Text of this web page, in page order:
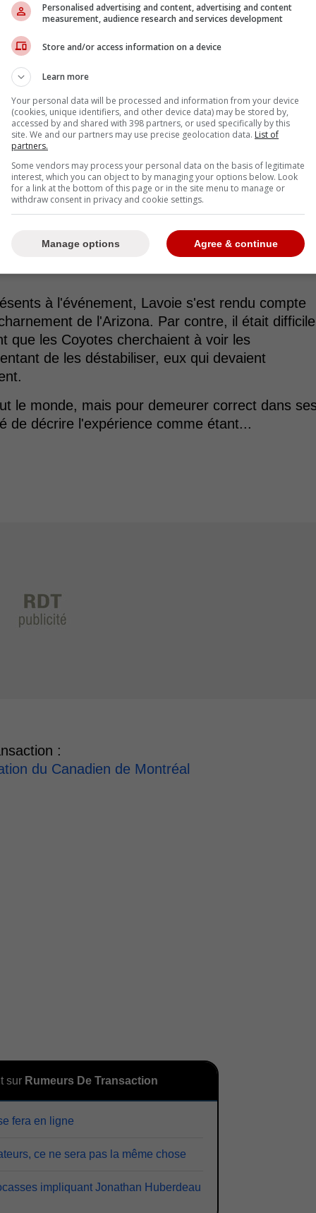
pourri. Je ne disais plus rien. Au début,
ça il enchaînait les clips de trois secondes
pas le temps de parler. Il a fini ses clips, puis
me suis levé et je suis parti. » - Raphaël
à l'événement, Lavoie s'est rendu compte
de l'Arizona. Par contre, il était difficile
que les Coyotes cherchaient à voir les
de les déstabiliser, eux qui devaient
le monde, mais pour demeurer correct dans
de décrire l'expérience comme étant...
:
du Canadien de Montréal
sur Rumeurs De Transaction
fera en ligne
ce ne sera pas la même chose
impliquant Jonathan Huberdeau
Personalised advertising and content, advertising and content
measurement, audience research and services development
Store and/or access information on a device
Learn more
Your personal data will be processed and information from your device
(cookies, unique identifiers, and other device data) may be stored by,
accessed by and shared with 398 partners, or used specifically by this
site. We and our partners may use precise geolocation data. List of
partners.
Some vendors may process your personal data on the basis of legitimate
interest, which you can object to by managing your options below. Look
for a link at the bottom of this page or in the site menu to manage or
withdraw consent in privacy and cookie settings.
Agree & continue
Manage options